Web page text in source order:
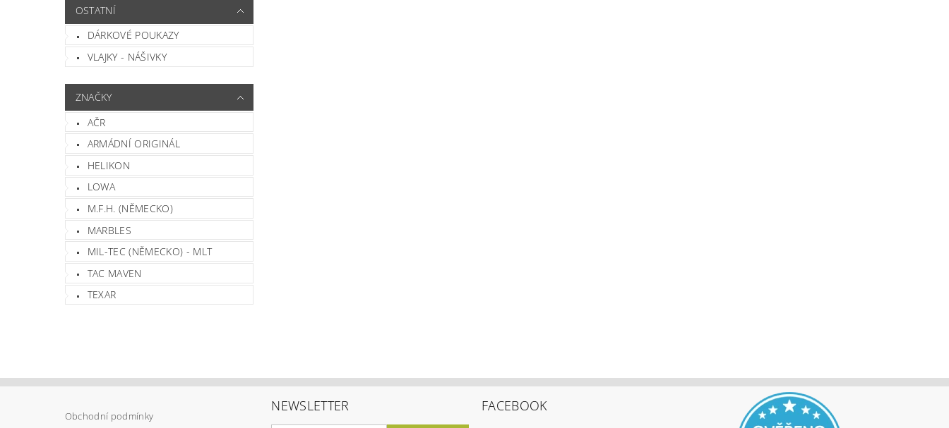
OSTATNÍ
DÁRKOVÉ POUKAZY
VLAJKY - NÁŠIVKY
ZNAČKY
AČR
ARMÁDNÍ ORIGINÁL
HELIKON
LOWA
M.F.H. (NĚMECKO)
MARBLES
MIL-TEC (NĚMECKO) - MLT
TAC MAVEN
TEXAR
Obchodní podmínky
NEWSLETTER FACEBOOK